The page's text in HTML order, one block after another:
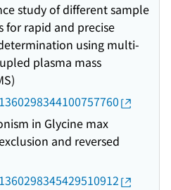
study of different sample
rapid and precise
using multi-
plasma mass
in Glycine max
and reversed